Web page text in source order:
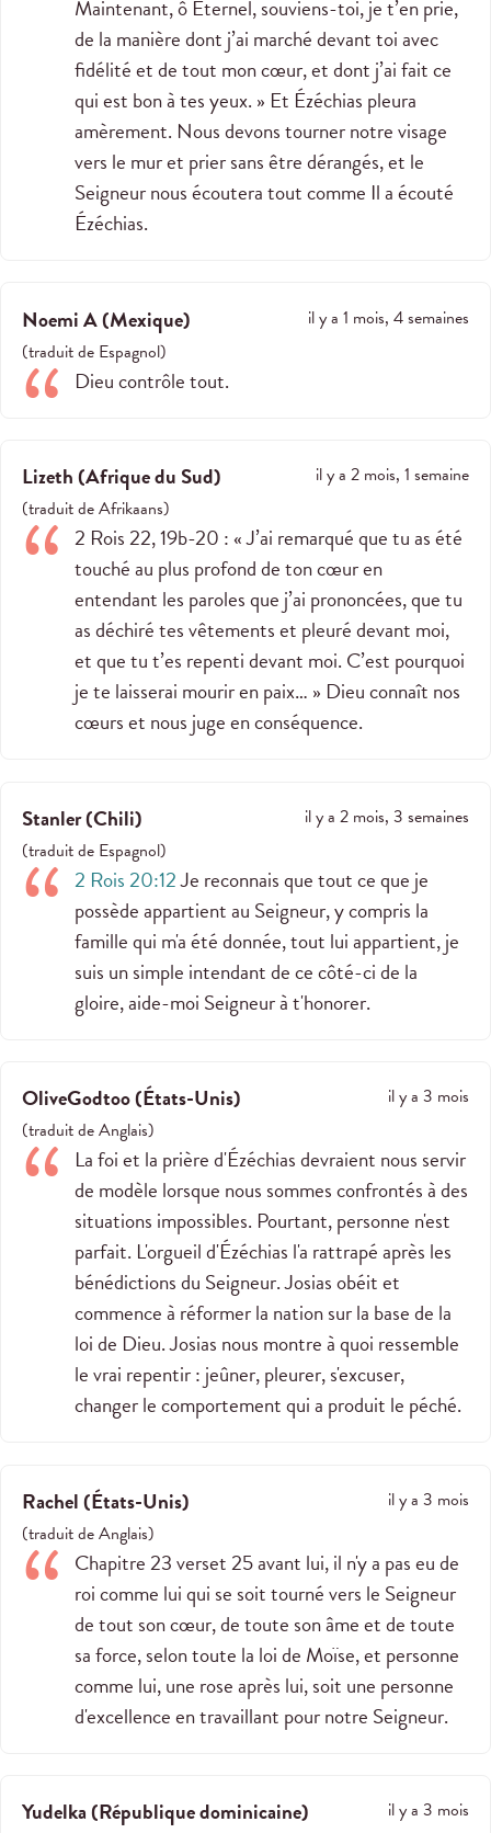
Maintenant, ô Éternel, souviens-toi, je t’en prie,
de la manière dont j’ai marché devant toi avec
fidélité et de tout mon cœur, et dont j’ai fait ce
qui est bon à tes yeux. » Et Ézéchias pleura
amèrement. Nous devons tourner notre visage
vers le mur et prier sans être dérangés, et le
Seigneur nous écoutera tout comme Il a écouté
Ézéchias.
Noemi A(Mexique)
il y a 1 mois, 4 semaines
(traduit de Espagnol)
Dieu contrôle tout.
Lizeth(Afrique du Sud)
il y a 2 mois, 1 semaine
(traduit deAfrikaans)
2 Rois 22, 19b-20 : « J’ai remarqué que tu as été
touché au plus profond de ton cœur en
entendant les paroles que j’ai prononcées, que tu
as déchiré tes vêtements et pleuré devant moi,
et que tu t’es repenti devant moi. C’est pourquoi
je te laisserai mourir en paix… » Dieu connaît nos
cœurs et nous juge en conséquence.
Stanler(Chili)
il y a 2 mois, 3 semaines
(traduit de Espagnol)
2 Rois 20:12Je reconnais que tout ce que je
possède appartient au Seigneur, y compris la
famille qui m'a été donnée, tout lui appartient, je
suis un simple intendant de ce côté-ci de la
gloire, aide-moi Seigneur à t'honorer.
OliveGodtoo(États-Unis)
il y a 3 mois
(traduit deAnglais)
La foi et la prière d'Ézéchias devraient nous servir
de modèle lorsque nous sommes confrontés à des
situations impossibles. Pourtant, personne n'est
parfait. L'orgueil d'Ézéchias l'a rattrapé après les
bénédictions du Seigneur. Josias obéit et
commence à réformer la nation sur la base de la
loi de Dieu. Josias nous montre à quoi ressemble
le vrai repentir : jeûner, pleurer, s'excuser,
changer le comportement qui a produit le péché.
Rachel(États-Unis)
il y a 3 mois
(traduit deAnglais)
Chapitre 23 verset 25 avant lui, il n'y a pas eu de
roi comme lui qui se soit tourné vers le Seigneur
de tout son cœur, de toute son âme et de toute
sa force, selon toute la loi de Moïse, et personne
comme lui, une rose après lui, soit une personne
d'excellence en travaillant pour notre Seigneur.
Yudelka(République dominicaine)
il y a 3 mois